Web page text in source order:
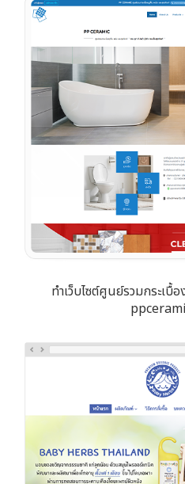
ทำเว็บไซต์ศูนย์รวมกระเ